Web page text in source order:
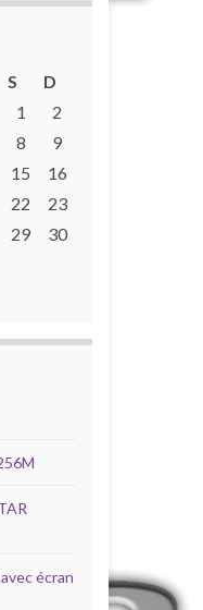
S
D
1
2
8
9
15
16
22
23
29
30
écran